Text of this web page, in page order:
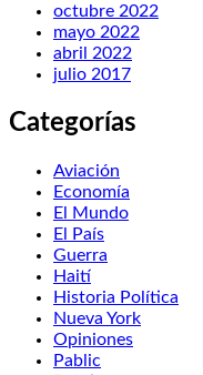
octubre 2022
mayo 2022
abril 2022
julio 2017
Categorías
Aviación
Economía
El Mundo
El País
Guerra
Haití
Historia Política
Nueva York
Opiniones
Pablic